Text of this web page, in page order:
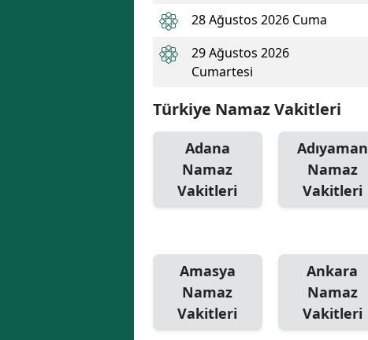
28 Ağustos 2026 Cuma
29 Ağustos 2026
Cumartesi
Türkiye Namaz Vakitleri
Adana
Namaz
Vakitleri
Adıyaman
Namaz
Vakitleri
Amasya
Namaz
Vakitleri
Ankara
Namaz
Vakitleri